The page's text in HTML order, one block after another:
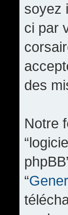
soyez
ci par
des
Notre
“